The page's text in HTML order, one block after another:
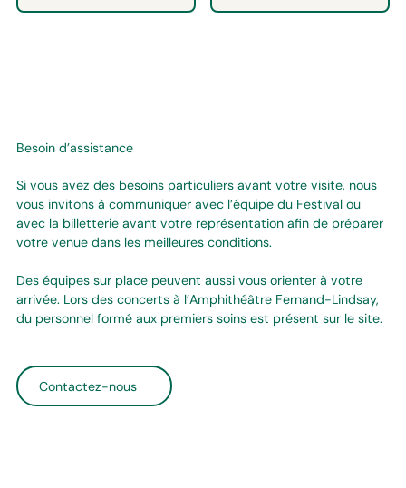
Besoin d’assistance
Si vous avez des besoins particuliers avant votre visite, nous
vous invitons à communiquer avec l’équipe du Festival ou
avec la billetterie avant votre représentation afin de préparer
votre venue dans les meilleures conditions.
Des équipes sur place peuvent aussi vous orienter à votre
arrivée. Lors des concerts à l’Amphithéâtre Fernand-Lindsay,
du personnel formé aux premiers soins est présent sur le site.
Contactez-nous